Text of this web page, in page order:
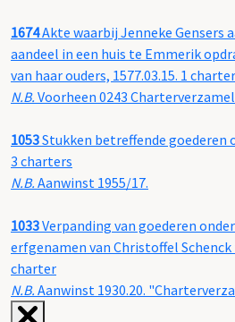
1674Akte waarbij Jenneke Gensers
aandeel in een huis te Emmerik
van haar ouders, 1577.03.15. 1 charter
N.B. Voorheen 0243
1053Stukken betreffende goederen
3 charters
N.B. Aanwinst 1955/17.
1033Verpanding van goederen
erfgenamen van Christoffel
charter
N.B. Aanwinst 1930.20.